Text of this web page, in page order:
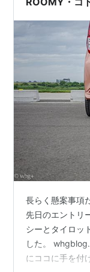
長らく懸案事項
先日のエントリ
シーとタイロッ
した。
にココに手を付